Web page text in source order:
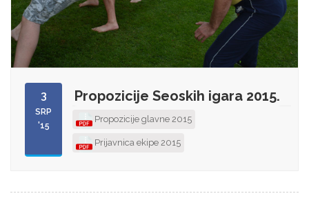
3
SRP
'15
Propozicije Seoskih igara 2015.
Propozicije glavne 2015
Prijavnica ekipe 2015